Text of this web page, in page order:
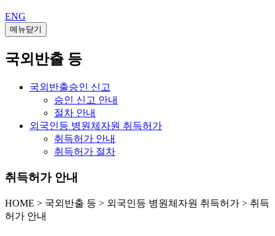
ENG
메뉴닫기
국외반출 등
국외반출승인 신고
승인 신고 안내
절차 안내
외국인등 병원체자원 취득허가
취득허가 안내
취득허가 절차
취득허가 안내
HOME > 국외반출 등 > 외국인등 병원체자원 취득허가 > 취득
허가 안내